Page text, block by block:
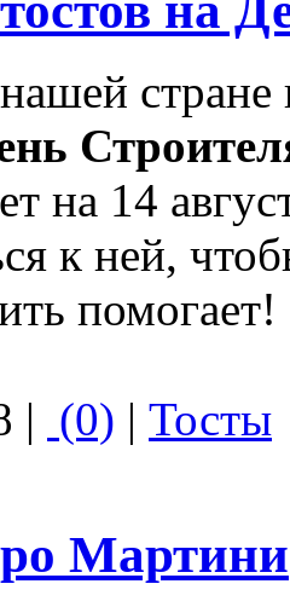
стране
на 14
к ней,
помогает!
| (0) | Тосты
Мартини